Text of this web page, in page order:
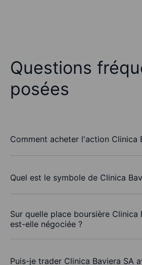
Questions
posées
Comment acheter l'action Clinica
Quel est le symbole de Clinica
Sur quelle place boursière Clinica
est-elle négociée ?
Puis-je trader Clinica Baviera SA